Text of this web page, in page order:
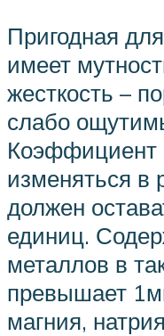
Пригодная
имеет
жесткость –
слабо
Коэффициент
изменяться в
должен
единиц.
металлов в
превышает
магния,